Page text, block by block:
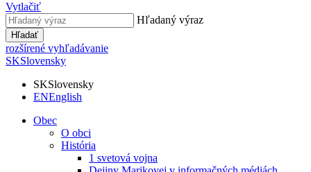
Vytlačiť
Hľadaný výraz
Hľadať
rozšírené vyhľadávanie
SKSlovensky
SKSlovensky
ENEnglish
Obec
O obci
História
1 svetová vojna